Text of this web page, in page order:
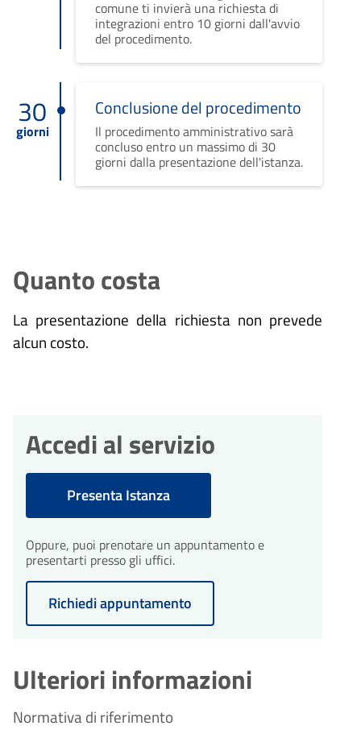
comune ti invierà una richiesta di
integrazioni entro 10 giorni dall'avvio
del procedimento.
30
giorni
Conclusione del procedimento
Il procedimento amministrativo sarà
concluso entro un massimo di 30
giorni dalla presentazione dell'istanza.
Quanto costa
La presentazione della richiesta non prevede
alcun costo.
Accedi al servizio
Presenta Istanza
Oppure, puoi prenotare un appuntamento e
presentarti presso gli uffici.
Richiedi appuntamento
Ulteriori informazioni
Normativa di riferimento